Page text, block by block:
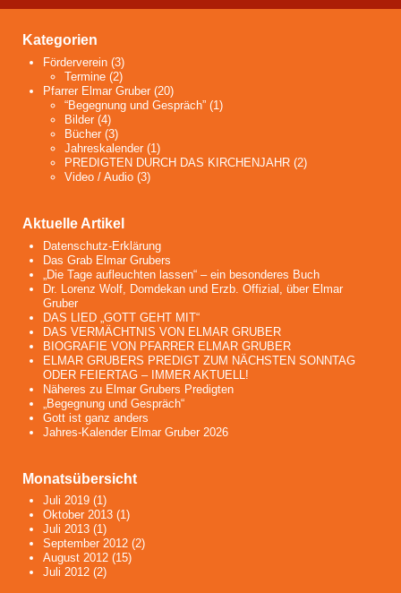
Kategorien
Förderverein (3)
Termine(2)
Pfarrer Elmar Gruber (20)
“Begegnung und Gespräch”(1)
Bilder(4)
Bücher(3)
Jahreskalender(1)
PREDIGTEN DURCH DAS KIRCHENJAHR(2)
Video / Audio(3)
Aktuelle Artikel
Datenschutz-Erklärung
Das Grab Elmar Grubers
„Die Tage aufleuchten lassen“ – ein besonderes Buch
Dr. Lorenz Wolf, Domdekan und Erzb. Offizial, über Elmar
Gruber
DAS LIED „GOTT GEHT MIT“
DAS VERMÄCHTNIS VON ELMAR GRUBER
BIOGRAFIE VON PFARRER ELMAR GRUBER
ELMAR GRUBERS PREDIGT ZUM NÄCHSTEN SONNTAG
ODER FEIERTAG – IMMER AKTUELL!
Näheres zu Elmar Grubers Predigten
„Begegnung und Gespräch“
Gott ist ganz anders
Jahres-Kalender Elmar Gruber 2026
Monatsübersicht
Juli 2019 (1)
Oktober 2013 (1)
Juli 2013 (1)
September 2012 (2)
August 2012 (15)
Juli 2012 (2)